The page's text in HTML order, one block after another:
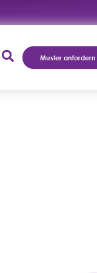
Muster anfordern